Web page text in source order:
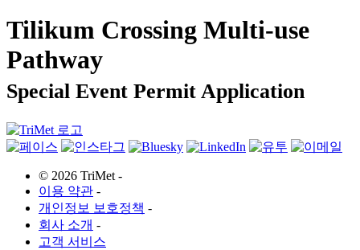
Tilikum Crossing Multi-use
Pathway
Special Event Permit Application
© 2026 TriMet -
이용 약관 -
개인정보 보호정책 -
회사 소개 -
고객 서비스